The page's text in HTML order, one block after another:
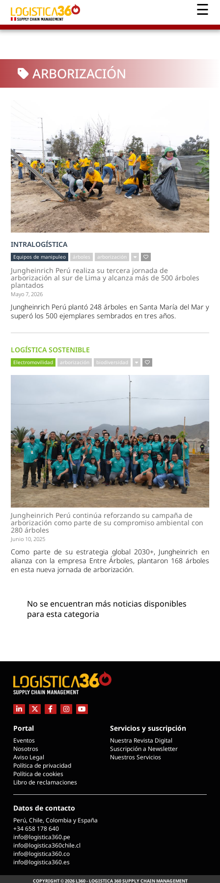
ARBORIZACIÓN
INTRALOGÍSTICA
Equipos de manipuleo árboles arborización
Jungheinrich Perú realiza su tercera jornada de
arborización al sur de Lima y alcanza más de 500 árboles
plantados
Mayo 7, 2026
Jungheinrich Perú plantó 248 árboles en Santa María del Mar y
superó los 500 ejemplares sembrados en tres años.
LOGÍSTICA SOSTENIBLE
Electromovilidad arborización biodiversidad
Jungheinrich Perú continúa reforzando su campaña de
arborización como parte de su compromiso ambiental con
280 árboles
Junio 10, 2025
Como parte de su estrategia global 2030+, Jungheinrich en
alianza con la empresa Entre Árboles, plantaron 168 árboles
en esta nueva jornada de arborización.
No se encuentran más noticias disponibles
para esta categoria
Portal
Eventos
Nosotros
Aviso Legal
Política de privacidad
Política de cookies
Libro de reclamaciones
Servicios y suscripción
Nuestra Revista Digital
Suscripción a Newsletter
Nuestros Servicios
Datos de contacto
Perú, Chile, Colombia y España
+34 658 178 640
info@logistica360.pe
info@logistica360chile.cl
info@logistica360.co
info@logistica360.es
COPYRIGHT © 2026 L360 - LOGISTICA 360 SUPPLY CHAIN MANAGEMENT